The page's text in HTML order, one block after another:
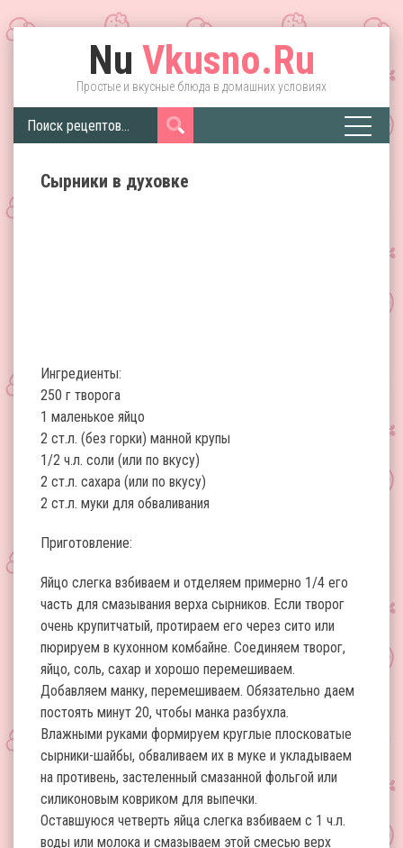
Nu Vkusno.Ru
Простые и вкусные блюда в домашних условиях
Сырники в духовке
Ингредиенты:
250 г творога
1 маленькое яйцо
2 ст.л. (без горки) манной крупы
1/2 ч.л. соли (или по вкусу)
2 ст.л. сахара (или по вкусу)
2 ст.л. муки для обваливания
Приготовление:
Яйцо слегка взбиваем и отделяем примерно 1/4 его
часть для смазывания верха сырников. Если творог
очень крупитчатый, протираем его через сито или
пюрируем в кухонном комбайне. Соединяем творог,
яйцо, соль, сахар и хорошо перемешиваем.
Добавляем манку, перемешиваем. Обязательно даем
постоять минут 20, чтобы манка разбухла.
Влажными руками формируем круглые плосковатые
сырники-шайбы, обваливаем их в муке и укладываем
на противень, застеленный смазанной фольгой или
силиконовым ковриком для выпечки.
Оставшуюся четверть яйца слегка взбиваем с 1 ч.л.
воды или молока и смазываем этой смесью верх